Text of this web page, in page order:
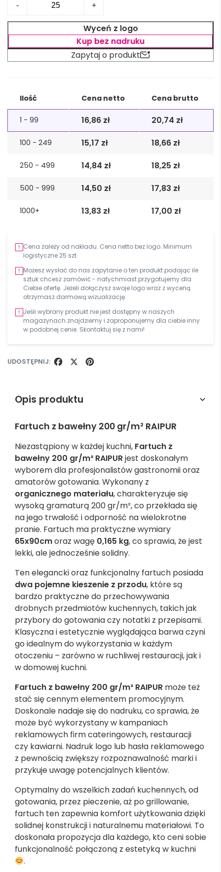
-
z
bawełny
200
gr/m²
+
Zapytaj o produkt
Wyceń z logo
Kup bez nadruku
Ilość Cena netto Cena brutto
1 - 99 16,86 zł 20,74 zł
100 - 249 15,17 zł 18,66 zł
250 - 499 14,84 zł 18,25 zł
500 - 999 14,50 zł 17,83 zł
1000+ 13,83 zł 17,00 zł
Cena zależy od nakładu. Cena netto bez logo. Minimum
logistyczne 25 szt.
Możesz wysłać do nas zapytanie o ten produkt podając ile
sztuk chcesz zamówić - natychmiast przygotujemy dla
Ciebie ofertę. Jeżeli dołączysz swoje logo wraz z wyceną
otrzymasz darmową wizualizację.
Jeśli wybrany produkt nie jest dostępny w naszych
magazynach znajdziemy i zaproponujemy dla ciebie inny
w podobnej cenie. Skontaktuj się z nami!
UDOSTĘPNIJ:
Opis produktu
Fartuch z bawełny 200 gr/m² RAIPUR
Niezastąpiony w każdej kuchni, Fartuch z
bawełny 200 gr/m² RAIPURjest doskonałym
wyborem dla profesjonalistów gastronomii oraz
amatorów gotowania. Wykonany z
organicznego materiału, charakteryzuje się
wysoką gramaturą 200 gr/m², co przekłada się
na jego trwałość i odporność na wielokrotne
pranie. Fartuch ma praktyczne wymiary
65x90cmoraz wagę 0,165 kg, co sprawia, że jest
lekki, ale jednocześnie solidny.
Ten elegancki oraz funkcjonalny fartuch posiada
dwa pojemne kieszenie z przodu, które są
bardzo praktyczne do przechowywania
drobnych przedmiotów kuchennych, takich jak
przybory do gotowania czy notatki z przepisami.
Klasyczna i estetycznie wyglądająca barwa czyni
go idealnym do wykorzystania w każdym
otoczeniu – zarówno w ruchliwej restauracji, jak i
w domowej kuchni.
Fartuch z bawełny 200 gr/m² RAIPUR może też
stać się cennym elementem promocyjnym.
Doskonale nadaje się do nadruku, co sprawia, że
może być wykorzystany w kampaniach
reklamowych firm cateringowych, restauracji
czy kawiarni. Nadruk logo lub hasła reklamowego
z pewnością zwiększy rozpoznawalność marki i
przykuje uwagę potencjalnych klientów.
Optymalny do wszelkich zadań kuchennych, od
gotowania, przez pieczenie, aż po grillowanie,
fartuch ten zapewnia komfort użytkowania dzięki
solidnej konstrukcji i naturalnemu materiałowi. To
doskonała propozycja dla każdego, kto ceni sobie
funkcjonalność połączoną z estetyką w kuchni
.